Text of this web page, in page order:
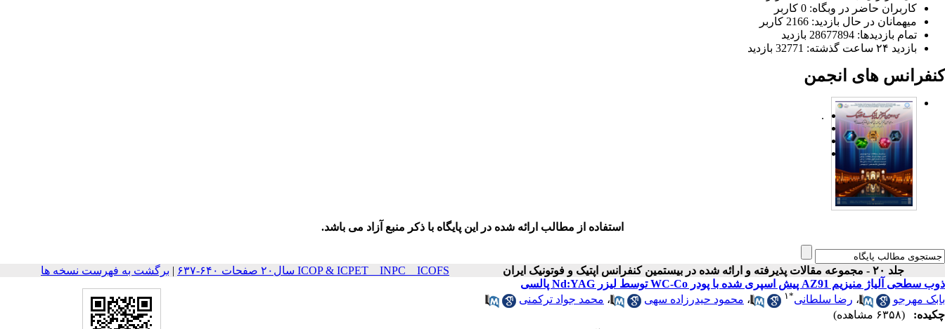
کاربران حاضر در وبگاه: 0 کاربر
میهمانان در حال بازدید: 2166 کاربر
تمام بازدید‌ها: 28677894 بازدید
بازدید ۲۴ ساعت گذشته: 32771 بازدید
کنفرانس های انجمن
.
استفاده از مطالب ارائه شده در این پایگاه با ذکر منبع آزاد می باشد.
جلد ۲۰ - مجموعه مقالات پذیرفته و ارائه شده در بیستمین کنفرانس اپتیک و فوتونیک ایران ICOP & ICPET _ INPC _ ICOFS سال۲۰ صفحات ۶۴۰-۶۳۷ | برگشت به فهرست نسخه ها
ذوب سطحی آلیاژ منیزیم AZ91 پیش اسپری شده با پودر WC-Co توسط لیزر Nd:YAG پالسی
بابک مهرجو
، رضا سلطانی*۱ ، محمود حیدرزاده سهی ، محمد جواد ترکمنی
چکیده:
(۶۳۵۸ مشاهده)